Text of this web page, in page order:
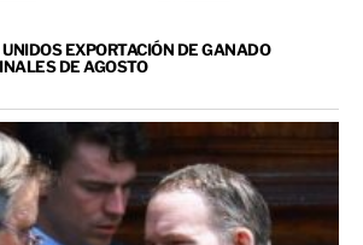
EXPORTACIÓN DE GANADO
DE AGOSTO